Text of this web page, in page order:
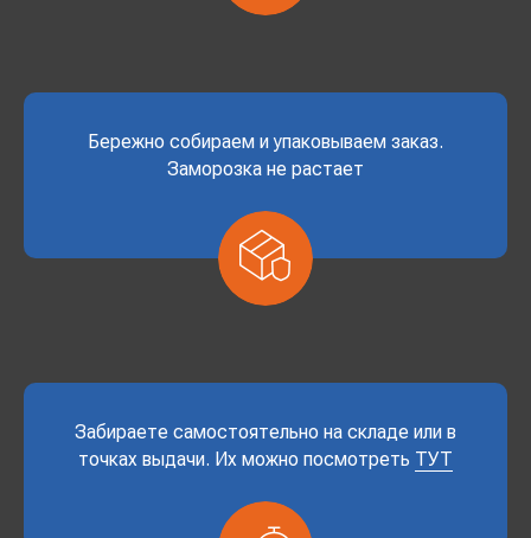
Бережно собираем и упаковываем заказ.
Заморозка не растает
Забираете самостоятельно на складе или в
точках выдачи. Их можно посмотреть ТУТ